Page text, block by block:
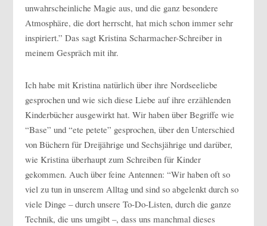
unwahrscheinliche Magie aus, und die ganz besondere
Atmosphäre, die dort herrscht, hat mich schon immer sehr
inspiriert.” Das sagt Kristina Scharmacher-Schreiber in
meinem Gespräch mit ihr.
Ich habe mit Kristina natürlich über ihre Nordseeliebe
gesprochen und wie sich diese Liebe auf ihre erzählenden
Kinderbücher ausgewirkt hat. Wir haben über Begriffe wie
“Base” und “ete petete” gesprochen, über den Unterschied
von Büchern für Dreijährige und Sechsjährige und darüber,
wie Kristina überhaupt zum Schreiben für Kinder
gekommen. Auch über feine Antennen: “Wir haben oft so
viel zu tun in unserem Alltag und sind so abgelenkt durch so
viele Dinge – durch unsere To-Do-Listen, durch die ganze
Technik, die uns umgibt –, dass uns manchmal dieses